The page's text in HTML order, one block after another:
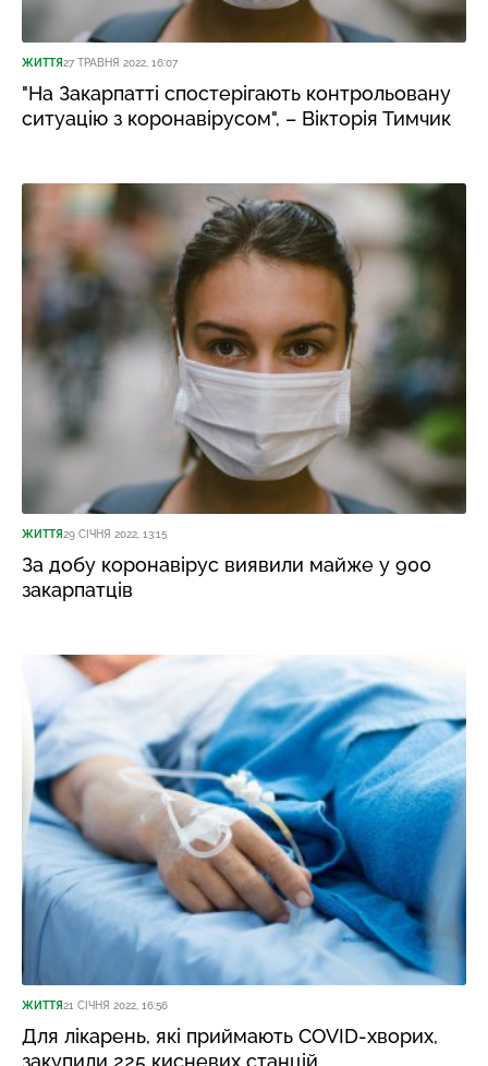
ЖИТТЯ27 ТРАВНЯ 2022, 16:07
"На Закарпатті спостерігають контрольовану
ситуацію з коронавірусом", – Вікторія Тимчик
ЖИТТЯ29 СІЧНЯ 2022, 13:15
За добу коронавірус виявили майже у 900
закарпатців
ЖИТТЯ21 СІЧНЯ 2022, 16:56
Для лікарень, які приймають COVID-хворих,
закупили 225 кисневих станцій